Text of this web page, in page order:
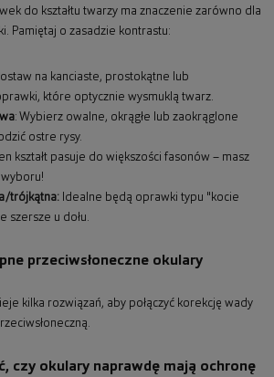
do kształtu twarzy ma znaczenie zarówno dla
Pamiętaj o zasadzie kontrastu:
na kanciaste, prostokątne lub
które optycznie wysmuklą twarz.
: Wybierz owalne, okrągłe lub zaokrąglone
ostre rysy.
kształt pasuje do większości fasonów – masz
trójkątna: Idealne będą oprawki typu "kocie
szersze u dołu.
przeciwsłoneczne okulary
kilka rozwiązań, aby połączyć korekcję wady
czy okulary naprawdę mają ochronę